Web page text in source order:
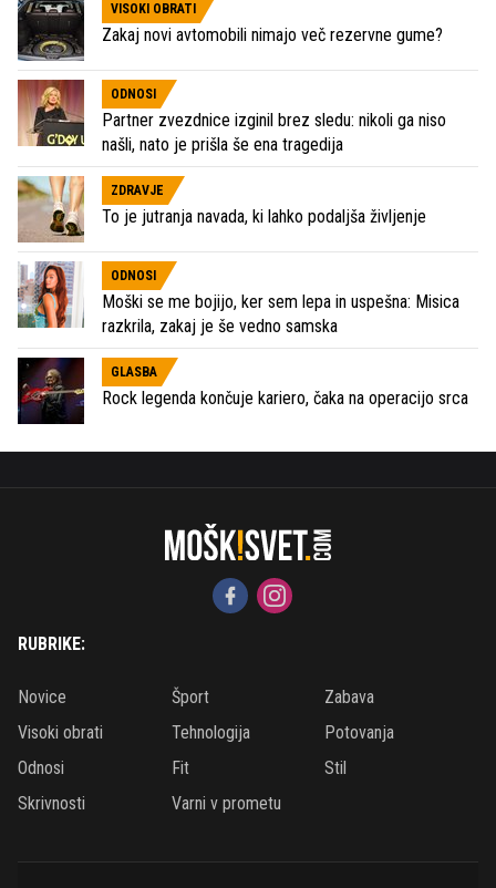
VISOKI OBRATI
Zakaj novi avtomobili nimajo več rezervne gume?
ODNOSI
Partner zvezdnice izginil brez sledu: nikoli ga niso
našli, nato je prišla še ena tragedija
ZDRAVJE
To je jutranja navada, ki lahko podaljša življenje
ODNOSI
Moški se me bojijo, ker sem lepa in uspešna: Misica
razkrila, zakaj je še vedno samska
GLASBA
Rock legenda končuje kariero, čaka na operacijo srca
RUBRIKE:
Novice Šport
Zabava
Visoki obrati
Tehnologija
Potovanja
Odnosi
Fit
Stil
Skrivnosti
Varni v prometu